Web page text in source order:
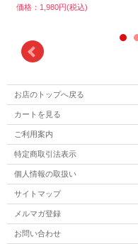
価格：1,980円(税込)
お店のトップへ戻る
カートを見る
ご利用案内
特定商取引法表示
個人情報の取扱い
サイトマップ
メルマガ登録
お問い合わせ